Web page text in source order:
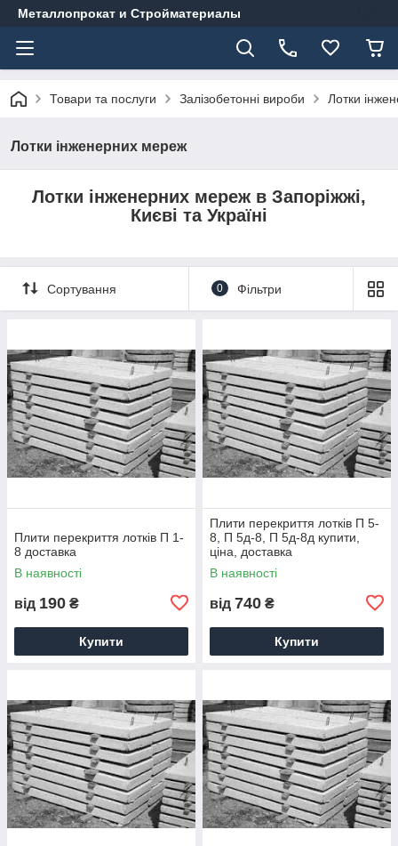
Металлопрокат и Стройматериалы
Товари та послуги Залізобетонні вироби Лотки
Лотки інженерних мереж
Лотки інженерних мереж в Запоріжжі,
Києві та Україні
Сортування 0 Фільтри
Плити перекриття лотків П 1-
8 доставка
В наявності
від 190 ₴
Купити
Плити перекриття лотків П 5-
8, П 5д-8, П 5д-8д купити,
ціна, доставка
В наявності
від 740 ₴
Купити